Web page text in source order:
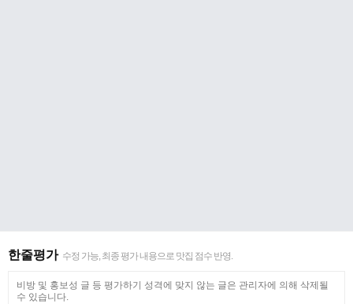
한줄평가 수정 가능, 최종 평가 내용으로 맛집 점수 반영.